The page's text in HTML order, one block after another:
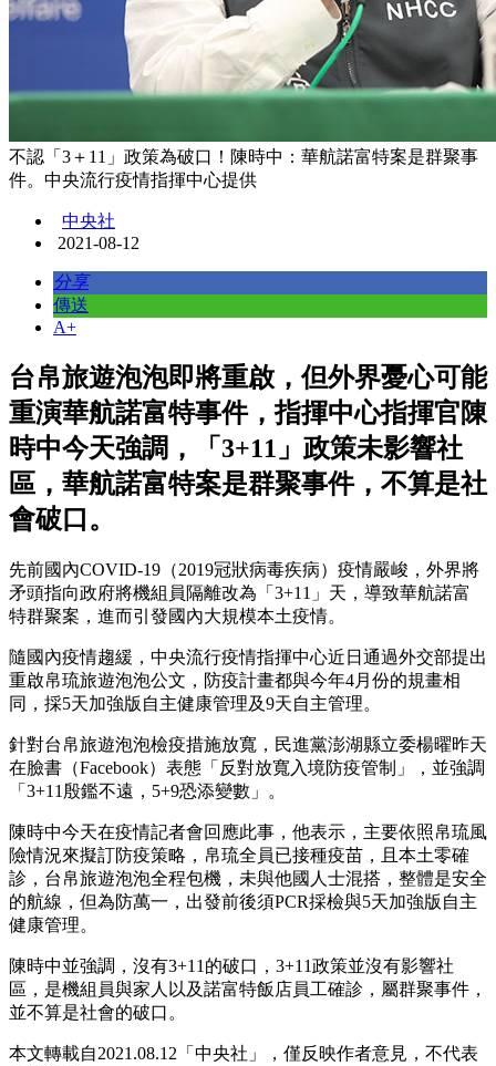
不認「3＋11」政策為破口！陳時中：華航諾富特案是群聚事
件。中央流行疫情指揮中心提供
中央社
2021-08-12
分享
傳送
A+
台帛旅遊泡泡即將重啟，但外界憂心可能
重演華航諾富特事件，指揮中心指揮官陳
時中今天強調，「3+11」政策未影響社
區，華航諾富特案是群聚事件，不算是社
會破口。
先前國內COVID-19（2019冠狀病毒疾病）疫情嚴峻，外界將
矛頭指向政府將機組員隔離改為「3+11」天，導致華航諾富
特群聚案，進而引發國內大規模本土疫情。
隨國內疫情趨緩，中央流行疫情指揮中心近日通過外交部提出
重啟帛琉旅遊泡泡公文，防疫計畫都與今年4月份的規畫相
同，採5天加強版自主健康管理及9天自主管理。
針對台帛旅遊泡泡檢疫措施放寬，民進黨澎湖縣立委楊曜昨天
在臉書（Facebook）表態「反對放寬入境防疫管制」，並強調
「3+11殷鑑不遠，5+9恐添變數」。
陳時中今天在疫情記者會回應此事，他表示，主要依照帛琉風
險情況來擬訂防疫策略，帛琉全員已接種疫苗，且本土零確
診，台帛旅遊泡泡全程包機，未與他國人士混搭，整體是安全
的航線，但為防萬一，出發前後須PCR採檢與5天加強版自主
健康管理。
陳時中並強調，沒有3+11的破口，3+11政策並沒有影響社
區，是機組員與家人以及諾富特飯店員工確診，屬群聚事件，
並不算是社會的破口。
本文轉載自2021.08.12「中央社」，僅反映作者意見，不代表